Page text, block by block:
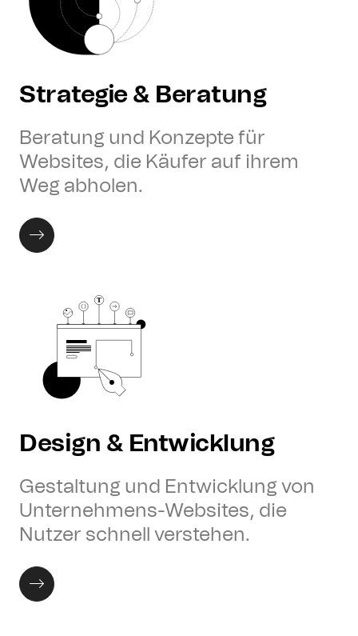
Strategie & Beratung
Beratung und Konzepte für
Websites, die Käufer auf ihrem
Weg abholen.
Design & Entwicklung
Gestaltung und Entwicklung von
Unternehmens-Websites, die
Nutzer schnell verstehen.